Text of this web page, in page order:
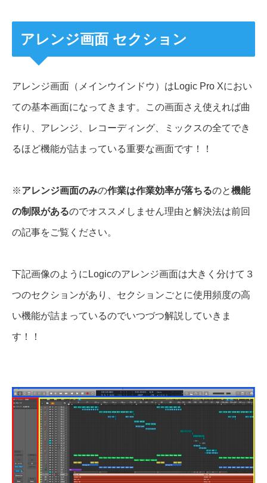
アレンジ画面 セクション
アレンジ画面（メインウインドウ）はLogic Pro Xにおい
ての基本画面になってきます。この画面さえ使えれば曲
作り、アレンジ、レコーディング、ミックスの全てでき
るほど機能が詰まっている重要な画面です！！
※アレンジ画面のみの作業は作業効率が落ちるのと機能
の制限があるのでオススメしません理由と解決法は前回
の記事をご覧ください。
下記画像のようにLogicのアレンジ画面は大きく分けて３
つのセクションがあり、セクションごとに使用頻度の高
い機能が詰まっているのでいつづつ解説していきま
す！！